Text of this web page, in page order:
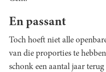
En passant
Toch hoeft niet alle
van die proporties te
schonk een aantal jaar terug